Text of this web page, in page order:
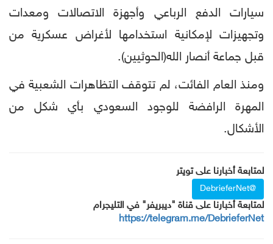
سيارات الدفع الرباعي وأجهزة الاتصالات ومعدات
وتجهيزات لإمكانية استخدامها لأغراض عسكرية من
قبل جماعة أنصار الله(الحوثيين).
ومنذ العام الفائت، لم تتوقف التظاهرات الشعبية في
المهرة الرافضة للوجود السعودي بأي شكل من
الأشكال.
لمتابعة أخبارنا على تويتر
@DebrieferNet
لمتابعة أخبارنا على قناة "ديبريفر" في التليجرام
https://telegram.me/DebrieferNet